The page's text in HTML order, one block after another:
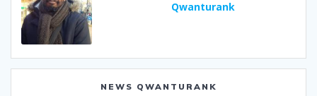
Qwanturank
NEWS QWANTURANK